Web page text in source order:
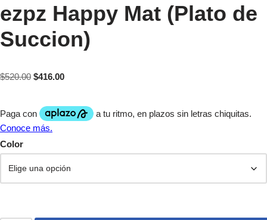
ezpz Happy Mat (Plato de
Succion)
$520.00 $416.00
Color